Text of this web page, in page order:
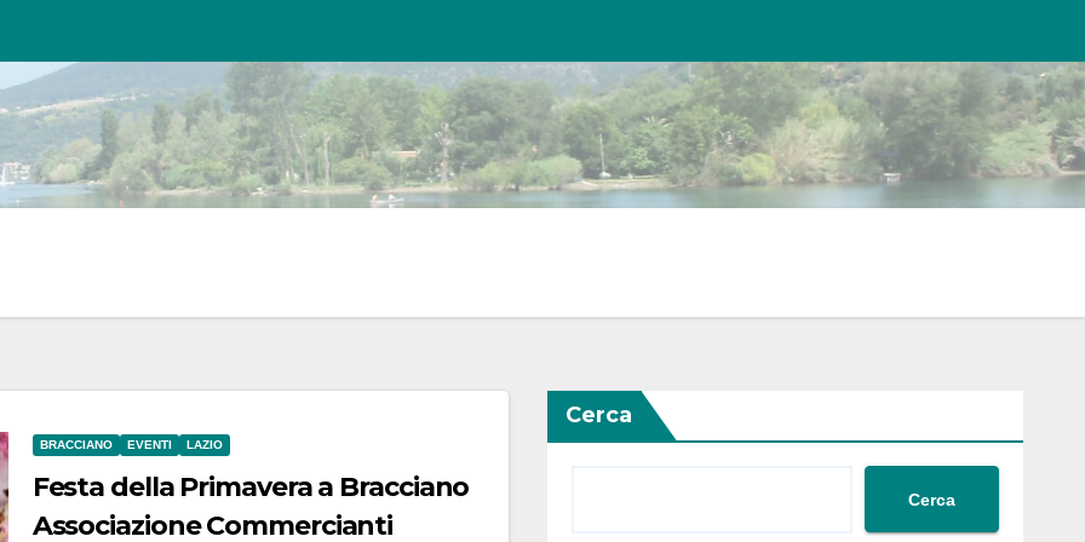
BRACCIANO EVENTI LAZIO
Festa della Primavera a Bracciano
Associazione Commercianti
Cerca
Cerca